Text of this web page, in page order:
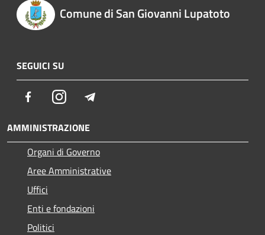
Comune di San Giovanni Lupatoto
SEGUICI SU
FacebookInstagram
AMMINISTRAZIONE
Organi di Governo
Aree Amministrative
Uffici
Enti e fondazioni
Politici